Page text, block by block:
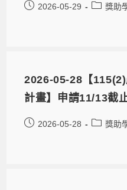
2026-05-29 獎助
2026-05-28【
計畫】申請11/13截
2026-05-28 獎助